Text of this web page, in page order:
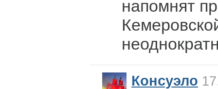
напомнят
Консуэло